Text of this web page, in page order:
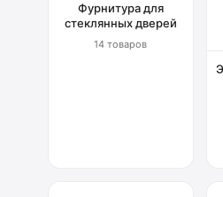
Фурнитура для
стеклянных дверей
14 товаров